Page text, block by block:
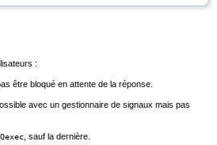
:
être bloqué en attente de la réponse.
avec un gestionnaire de signaux mais pas
, sauf la dernière.